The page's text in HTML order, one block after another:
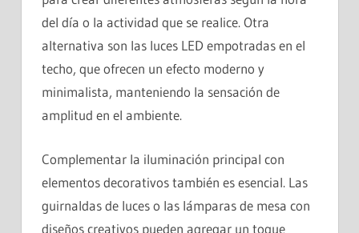
del día o la actividad que se realice. Otra
alternativa son las luces LED empotradas en el
techo, que ofrecen un efecto moderno y
minimalista, manteniendo la sensación de
amplitud en el ambiente.
Complementar la iluminación principal con
elementos decorativos también es esencial. Las
guirnaldas de luces o las lámparas de mesa con
diseños creativos pueden agregar un toque